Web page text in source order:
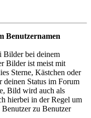
Benutzernamen
Bilder bei deinem
Bilder ist meist mit
Sterne, Kästchen oder
deinen Status im Forum
Bild wird auch als
hierbei in der Regel um
zu Benutzer